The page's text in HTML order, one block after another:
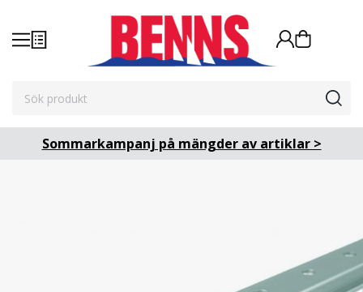
Sommarkampanj på mängder av artiklar >